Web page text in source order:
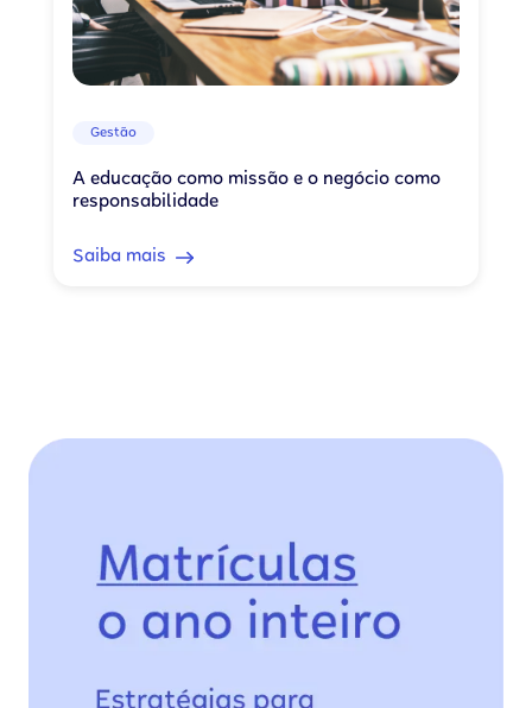
Gestão
A educação como missão e o negócio como
responsabilidade
Saiba mais